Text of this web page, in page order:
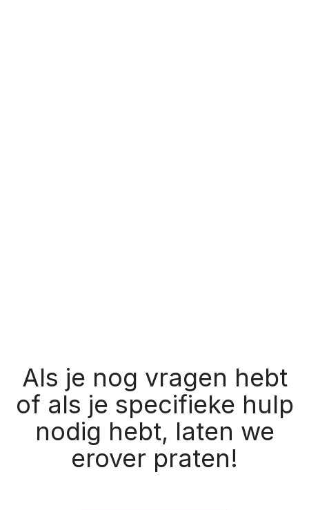
Als je nog vragen hebt
of als je specifieke hulp
nodig hebt, laten we
erover praten!